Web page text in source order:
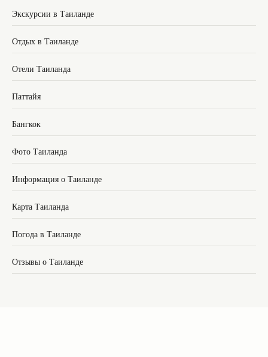
Экскурсии в Таиланде
Отдых в Таиланде
Отели Таиланда
Паттайя
Бангкок
Фото Таиланда
Информация о Таиланде
Карта Таиланда
Погода в Таиланде
Отзывы о Таиланде